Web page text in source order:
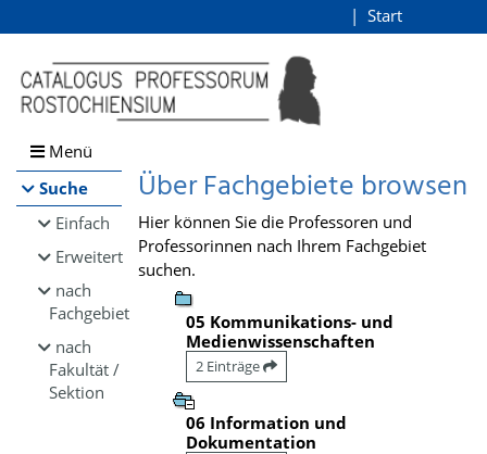
Browsen
direkt zum Inhalt
Start
Menü
Suche
Einfach
Erweitert
nach
Fachgebiet
nach
Fakultät /
Sektion
Über Fachgebiete browsen
Hier können Sie die Professoren und
Professorinnen nach Ihrem Fachgebiet
suchen.
05 Kommunikations- und
Medienwissenschaften
2 Einträge
06 Information und
Dokumentation